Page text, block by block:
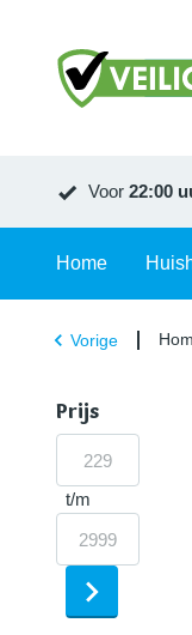
Voor 22:00
Home
Vorige
Prijs
t/m